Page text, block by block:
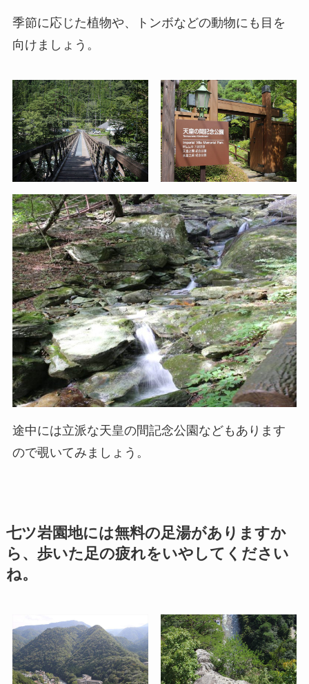
季節に応じた植物や、トンボなどの動物にも目を
向けましょう。
途中には立派な天皇の間記念公園などもあります
ので覗いてみましょう。
七ツ岩園地には無料の足湯がありますか
ら、歩いた足の疲れをいやしてください
ね。